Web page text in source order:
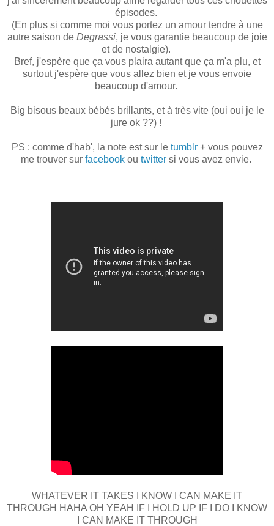
épisodes.
(En plus si comme moi vous portez un amour tendre à une
autre saison de Degrassi, je vous garantie beaucoup de joie
et de nostalgie).
Bref, j'espère que ça vous plaira autant que ça m'a plu, et
surtout j'espère que vous allez bien et je vous envoie
beaucoup d'amour.
Big bisous beaux bébés brillants, et à très vite (oui oui je le
jure ok ??) !
PS : comme d'hab', la note est sur le tumblr+ vous pouvez
me trouver sur facebookou twittersi vous avez envie.
WHATEVER IT TAKES I KNOW I CAN MAKE IT
THROUGH HAHA OH YEAH IF I HOLD UP IF I DO I KNOW
I CAN MAKE IT THROUGH